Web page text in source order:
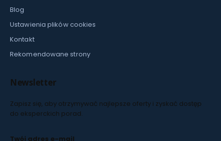
Blog
Ustawienia plików cookies
Kontakt
Rekomendowane strony
Newsletter
Zapisz się, aby otrzymywać najlepsze oferty i zyskać dostęp
do eksperckich porad.
Twój adres e-mail